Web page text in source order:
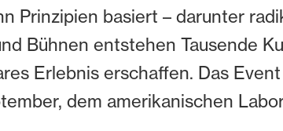
Prinzipien basiert – darunter
Bühnen entstehen Tausende
Erlebnis erschaffen. Das
dem amerikanischen